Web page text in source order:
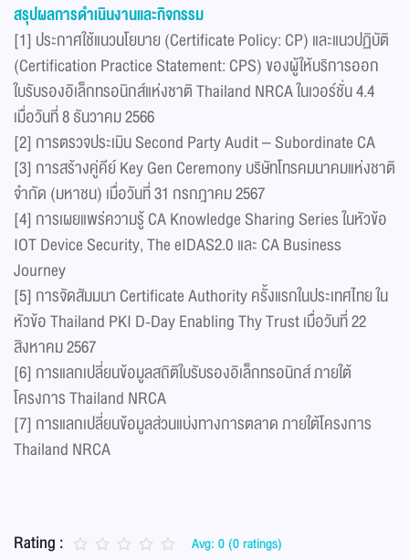
สรุปผลการดำเนินงานและกิจกรรม
[1] ประกาศใช้แนวนโยบาย (Certificate Policy: CP) และแนวปฏิบัติ
(Certification Practice Statement: CPS) ของผู้ให้บริการออก
ใบรับรองอิเล็กทรอนิกส์แห่งชาติ Thailand NRCA ในเวอร์ชั่น 4.4
เมื่อวันที่ 8 ธันวาคม 2566
[2] การตรวจประเมิน Second Party Audit – Subordinate CA
[3] การสร้างคู่คีย์ Key Gen Ceremony บริษัทโทรคมนาคมแห่งชาติ
จำกัด (มหาชน) เมื่อวันที่ 31 กรกฎาคม 2567
[4] การเผยแพร่ความรู้ CA Knowledge Sharing Series ในหัวข้อ
IOT Device Security, The eIDAS2.0 และ CA Business
Journey
[5] การจัดสัมมนา Certificate Authority ครั้งแรกในประเทศไทย ใน
หัวข้อ Thailand PKI D-Day Enabling Thy Trust เมื่อวันที่ 22
สิงหาคม 2567
[6] การแลกเปลี่ยนข้อมูลสถิติใบรับรองอิเล็กทรอนิกส์ ภายใต้
โครงการ Thailand NRCA
[7] การแลกเปลี่ยนข้อมูลส่วนแบ่งทางการตลาด ภายใต้โครงการ
Thailand NRCA
Rating : Avg: 0 (0 ratings)